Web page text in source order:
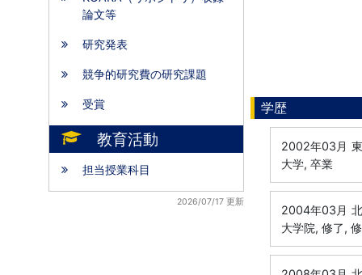
論文等
研究発表
競争的研究費の研究課題
受賞
教育活動
担当授業科目
2026/07/17 更新
学歴
2002年03月
大学, 卒業
2004年03月
大学院, 修了,